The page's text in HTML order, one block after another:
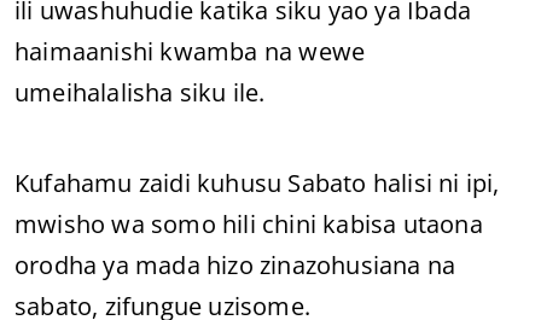
ili uwashuhudie katika siku yao ya Ibada
haimaanishi kwamba na wewe
umeihalalisha siku ile.
Kufahamu zaidi kuhusu Sabato halisi ni ipi,
mwisho wa somo hili chini kabisa utaona
orodha ya mada hizo zinazohusiana na
sabato, zifungue uzisome.